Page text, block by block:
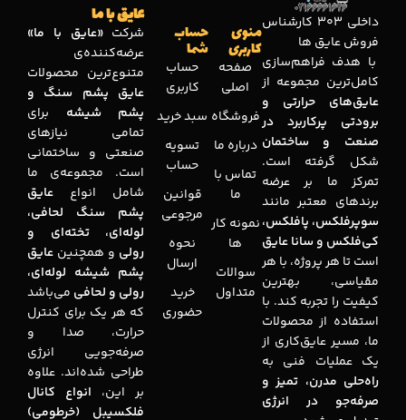
داخلی 303 کارشناس
فروش عایق ها
با هدف فراهم‌سازی
کامل‌ترین مجموعه‌ از
عایق‌های حرارتی و
برودتی پرکاربرد در
صنعت و ساختمان
شکل گرفته است.
تمرکز ما بر عرضه
برندهای معتبر مانند
سوپرفلکس، پافلکس،
کی‌فلکس و سانا عایق
است تا هر پروژه، با هر
مقیاسی، بهترین
کیفیت را تجربه کند. با
استفاده از محصولات
ما، مسیر عایق‌کاری از
یک عملیات فنی به
راه‌حلی مدرن، تمیز و
صرفه‌جو در انرژی
منوی
کاربری
صفحه
اصلی
فروشگاه
درباره ما
تماس با
ما
نمونه کار
ها
سوالات
متداول
حساب
شما
حساب
کاربری
سبد خرید
تسویه
حساب
قوانین
مرجوعی
نحوه
ارسال
خرید
حضوری
عایق با ما
شرکت«عایق با ما»
عرضه‌کننده‌ی
متنوع‌ترین محصولات
عایق پشم سنگ و
پشم شیشه برای
تمامی نیازهای
صنعتی و ساختمانی
است. مجموعه‌ی ما
شامل انواع عایق
پشم سنگ لحافی،
لوله‌ای، تخته‌ای و
رولی و همچنین عایق
پشم شیشه لوله‌ای،
رولی و لحافی می‌باشد
که هر یک برای کنترل
حرارت، صدا و
صرفه‌جویی انرژی
طراحی شده‌اند. علاوه
بر این، انواع کانال
فلکسیبل (خرطومی)